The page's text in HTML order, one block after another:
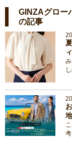
GINZAグロー
の記事